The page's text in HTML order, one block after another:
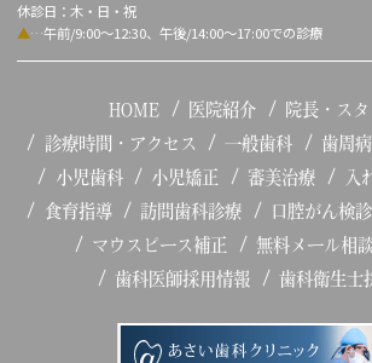
休診日：木・日・祝
▲…午前/9:00～12:30、午後/14:00～17:00での診療
HOME 医院紹介
院長・ス
診療時間・アクセス
一般歯科 歯周
小児歯科
小児矯正 審美治療 入
食育指導
訪問歯科診療 口腔がん検診
マウスピース補正
無料メール相
歯科医師採用情報
歯科衛生士